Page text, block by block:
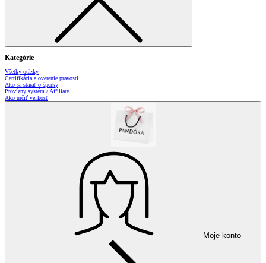
Kategórie
Všetky otázky
Certifikácia a overenie pravosti
Ako sa starať o šperky
Provízny systém / Affiliate
Ako určiť veľkosť
Moje konto